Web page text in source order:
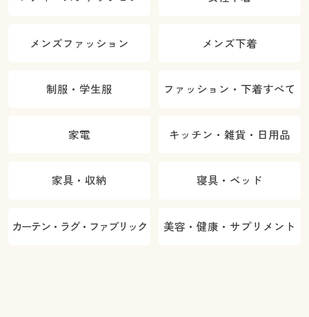
メンズファッション メンズ下着
制服・学生服 ファッション・下着すべて
家電 キッチン・雑貨・日用品
家具・収納 寝具・ベッド
カーテン・ラグ・ファブリック 美容・健康・サプリメント